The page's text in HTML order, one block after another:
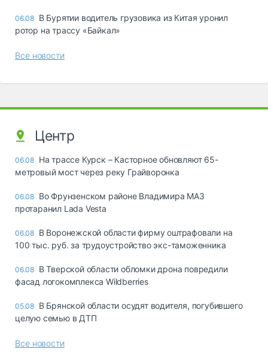
06.08 В Бурятии водитель грузовика из Китая уронил
ротор на трассу «Байкал»
Все новости
Центр
06.08 На трассе Курск – Касторное обновляют 65-
метровый мост через реку Грайворонка
06.08 Во Фрунзенском районе Владимира МАЗ
протаранил Lada Vesta
06.08 В Воронежской области фирму оштрафовали на
100 тыс. руб. за трудоустройство экс-таможенника
06.08 В Тверской области обломки дрона повредили
фасад логокомплекса Wildberries
05.08 В Брянской области осудят водителя, погубившего
целую семью в ДТП
Все новости